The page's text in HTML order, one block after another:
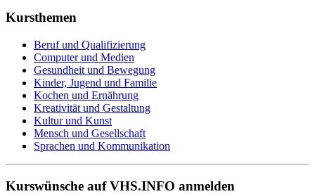
Kursthemen
Beruf und Qualifizierung
Computer und Medien
Gesundheit und Bewegung
Kinder, Jugend und Familie
Kochen und Ernährung
Kreativität und Gestaltung
Kultur und Kunst
Mensch und Gesellschaft
Sprachen und Kommunikation
Kurswünsche auf VHS.INFO anmelden